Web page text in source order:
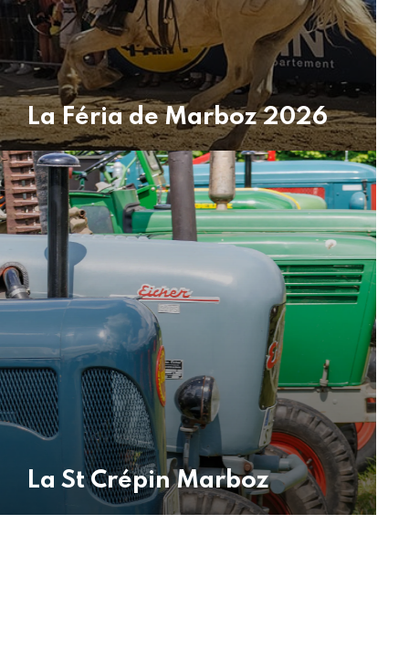
La Féria de Marboz 2026
La St Crépin Marboz